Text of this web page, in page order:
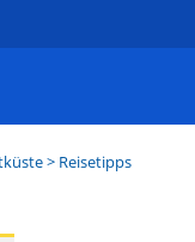
> Reisetipps